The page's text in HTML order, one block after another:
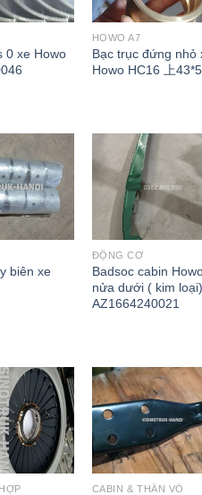
0 xe Howo
HOWO A7
Bạc trục đứng nhỏ
Howo HC16 上
biên xe
ĐỘNG CƠ
Badsoc cabin
nửa dưới ( kim loại)
AZ1664240021
CABIN & THÂN VỎ